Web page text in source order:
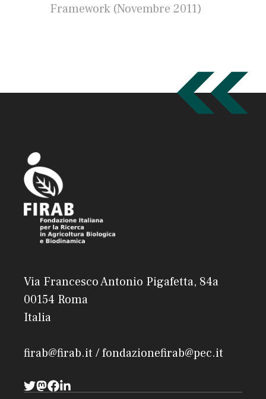
Framework (Novembre 2011)
Via Francesco Antonio Pigafetta, 84a
00154 Roma
Italia
firab@firab.it / fondazionefirab@pec.it